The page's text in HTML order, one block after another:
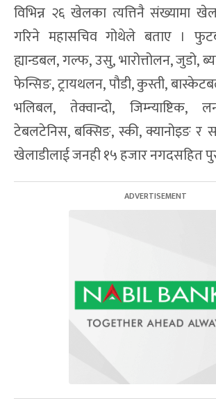
विभिन्न २६ खेलका त्यत्तिनै संख्यामा
गरिने महासचिव गोथेले बताए ।
ह्यान्डबल, गल्फ, उसु, भारोत्तोलन, जुडो,
फेन्सिङ, ट्रायथलन, पौडी, कुस्ती,
भलिबल, तेक्वान्दो, जिम्न्याष्टिक,
टेबलटेनिस, बक्सिङ, स्की, क्यानोइङ र
खेलाडीलाई जनही १५ हजार नगदसहित